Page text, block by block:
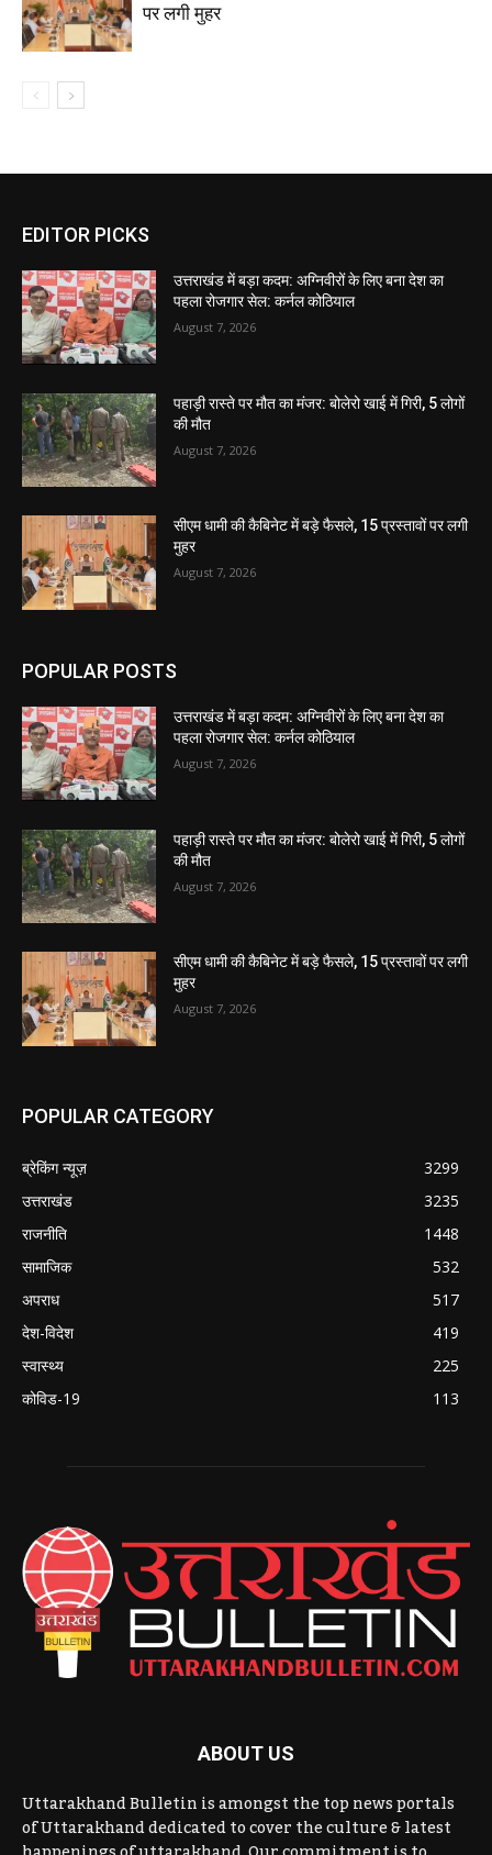
पर लगी मुहर
EDITOR PICKS
उत्तराखंड में बड़ा कदम: अग्निवीरों के लिए बना देश का
पहला रोजगार सेल: कर्नल कोठियाल
August 7, 2026
पहाड़ी रास्ते पर मौत का मंजर: बोलेरो खाई में गिरी, 5 लोगों
की मौत
August 7, 2026
सीएम धामी की कैबिनेट में बड़े फैसले, 15 प्रस्तावों पर लगी
मुहर
August 7, 2026
POPULAR POSTS
उत्तराखंड में बड़ा कदम: अग्निवीरों के लिए बना देश का
पहला रोजगार सेल: कर्नल कोठियाल
August 7, 2026
पहाड़ी रास्ते पर मौत का मंजर: बोलेरो खाई में गिरी, 5 लोगों
की मौत
August 7, 2026
सीएम धामी की कैबिनेट में बड़े फैसले, 15 प्रस्तावों पर लगी
मुहर
August 7, 2026
POPULAR CATEGORY
ब्रेकिंग न्यूज़
3299
उत्तराखंड
3235
राजनीति
1448
सामाजिक
532
अपराध
517
देश-विदेश
419
स्वास्थ्य
225
कोविड-19
113
ABOUT US
Uttarakhand Bulletin is amongst the top news portals
of Uttarakhand dedicated to cover the culture & latest